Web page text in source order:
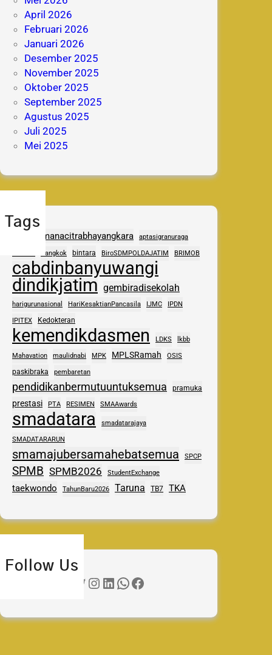
April 2026
Februari 2026
Januari 2026
Desember 2025
November 2025
Oktober 2025
September 2025
Agustus 2025
Juli 2025
Mei 2025
Tags
adhipramanacitrabhayangkara aptasigranuraga
Bangkok bintara BiroSDMPOLDAJATIM BRIMOB
cabdinbanyuwangi
dindikjatim gembiradisekolah
harigurunasional HariKesaktianPancasila IJMC IPDN
IPITEX Kedokteran
kemendikdasmen LDKS lkbb
Mahavation maulidnabi MPK MPLSRamah OSIS
paskibraka pembaretan
pendidikanbermutuuntuksemua pramuka
prestasi PTA RESIMEN SMAAwards
smadatara smadatarajaya
SMADATARARUN
smamajubersamahebatsemua SPCP
SPMB SPMB2026 StudentExchange
taekwondo TahunBaru2026 Taruna TB7 TKA
Follow Us
Instagram LinkedIn WhatsApp Facebook